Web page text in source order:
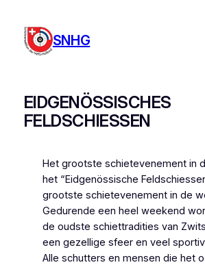
naar
SNHG
EIDGENÖSSISCHES
FELDSCHIESSEN
Het grootste schietevenement in
het “Eidgenössische
grootste schietevenement in de
Gedurende een heel weekend
de oudste schiettradities van
een gezellige sfeer en veel
Alle schutters en mensen die het